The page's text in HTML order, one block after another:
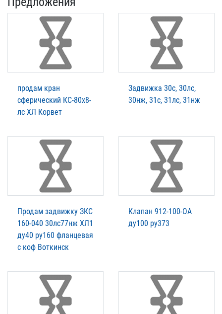
продам кран
сферический КС-80х8-
лс ХЛ Корвет
Задвижка 30с, 30лс,
30нж, 31с, 31лс, 31нж
Продам задвижку ЗКС
160-040 30лс77нж ХЛ1
ду40 ру160 фланцевая
с коф Воткинск
Клапан 912-100-ОА
ду100 ру373